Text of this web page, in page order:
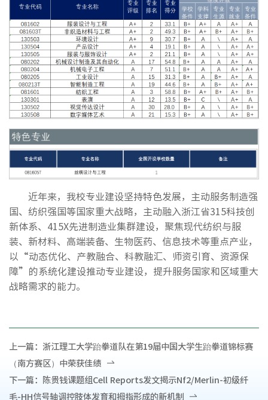
近年来，我校专业建设坚持特色发展，主动服务制造强
国、纺织强国等国家重大战略，主动融入浙江省315科技创
新体系、415X先进制造业集群建设，聚焦现代纺织与服
装、新材料、高端装备、生物医药、信息技术等重点产业，
以“动态优化、产教融合、科教融汇、师资引育、资源保
障”的系统化建设推动专业建设，提升服务国家和区域重大
战略需求的能力。
上一篇： 浙江理工大学跆拳道队在第19届中国大学生跆拳道锦标赛
（南方赛区）中荣获佳绩
下一篇： 陈贵钱课题组Cell Reports发文揭示Nf2/Merlin-初级纤
毛-HH信号轴调控肢体发育和拇指形成的新机制